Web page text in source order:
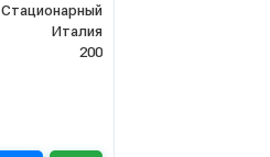
Стационарный
Италия
200